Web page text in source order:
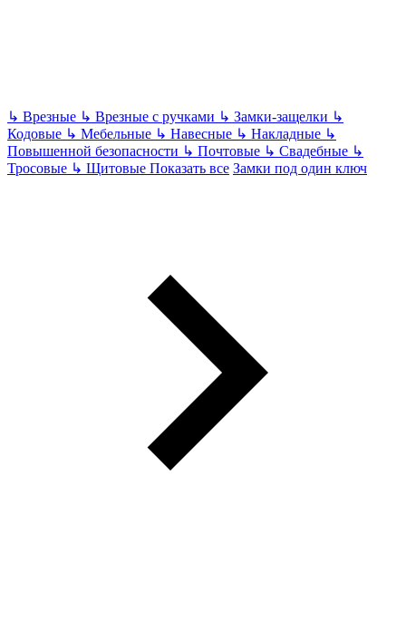
↳ Врезные ↳ Врезные с ручками ↳ Замки-защелки ↳
Кодовые ↳ Мебельные ↳ Навесные ↳ Накладные ↳
Повышенной безопасности ↳ Почтовые ↳ Свадебные ↳
Тросовые ↳ Щитовые Показать все Замки под один ключ